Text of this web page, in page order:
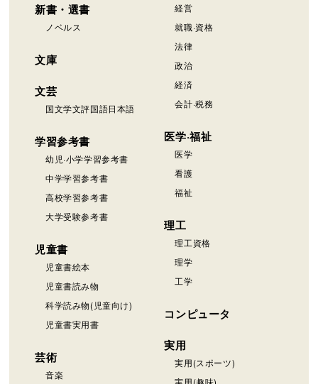
新書・選書
ノベルス
文庫
文芸
国文学文評国語日本語
学習参考書
幼児·小学学習参考書
中学学習参考書
高校学習参考書
大学受験参考書
児童書
児童書絵本
児童書読み物
科学読み物(児童向け)
児童書実用書
芸術
音楽
経営
就職·資格
法律
政治
経済
会計·税務
医学·福祉
医学
看護
福祉
理工
理工資格
理学
工学
コンピュータ
実用
実用(スポーツ)
実用(趣味)